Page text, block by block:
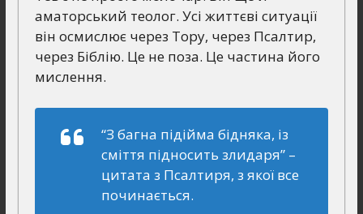
аматорський теолог. Усі життєві ситуації
він осмислює через Тору, через Псалтир,
через Біблію. Це не поза. Це частина його
мислення.
“З багна підійма бідняка, із
сміття підносить злидаря”–
цитата з Псалтиря, з якої все
починається.